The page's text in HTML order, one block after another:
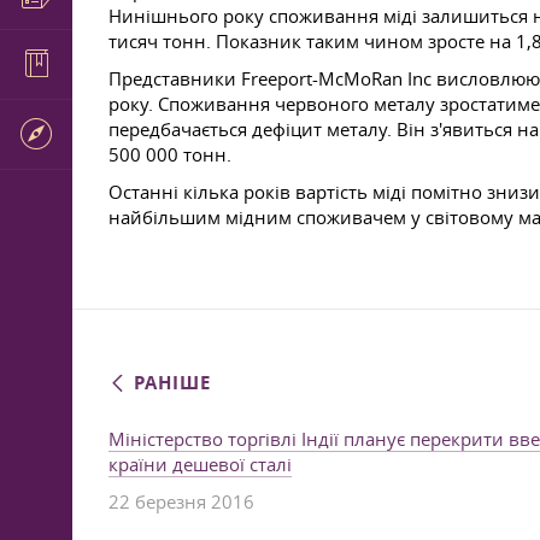
Нинішнього року споживання міді
тисяч тонн. Показник таким чином зросте на
Представники Freeport-McMoRan Inc
року. Споживання червоного металу
передбачається дефіцит металу. Він з'явиться
500 000 тонн.
Останні кілька років вартість міді помітно
найбільшим мідним споживачем у світовому
РАНІШЕ
Міністерство торгівлі Індії планує перекрити
країни дешевої сталі
22 березня 2016